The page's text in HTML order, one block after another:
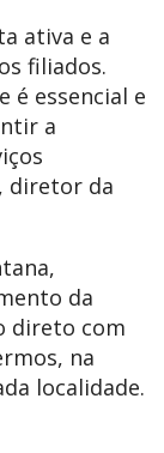
ativa e a
filiados.
é essencial e
a
diretor da
da
direto com
na
localidade.